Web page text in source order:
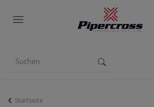
Startseite